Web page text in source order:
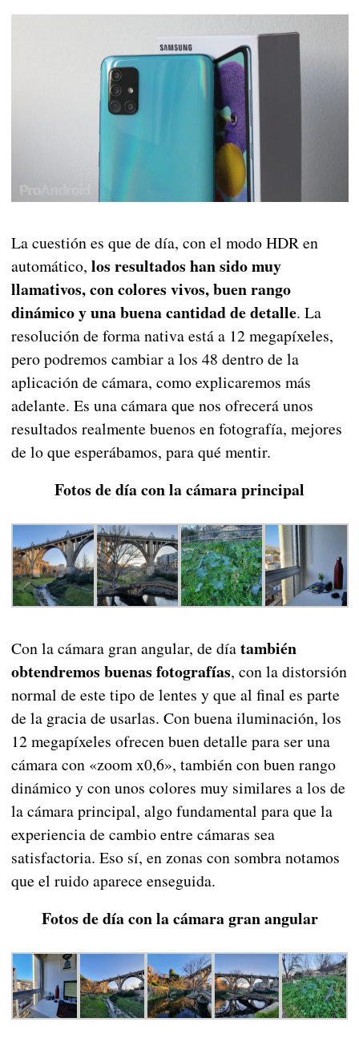
La cuestión es que de día, con el modo HDR en
automático, los resultados han sido muy
llamativos, con colores vivos, buen rango
dinámico y una buena cantidad de detalle. La
resolución de forma nativa está a 12 megapíxeles,
pero podremos cambiar a los 48 dentro de la
aplicación de cámara, como explicaremos más
adelante. Es una cámara que nos ofrecerá unos
resultados realmente buenos en fotografía, mejores
de lo que esperábamos, para qué mentir.
Fotos de día con la cámara principal
Con la cámara gran angular, de díatambién
obtendremos buenas fotografías, con la distorsión
normal de este tipo de lentes y que al final es parte
de la gracia de usarlas. Con buena iluminación, los
12 megapíxeles ofrecen buen detalle para ser una
cámara con «zoom x0,6», también con buen rango
dinámico y con unos colores muy similares a los de
la cámara principal, algo fundamental para que la
experiencia de cambio entre cámaras sea
satisfactoria. Eso sí, en zonas con sombra notamos
que el ruido aparece enseguida.
Fotos de día con la cámara gran angular